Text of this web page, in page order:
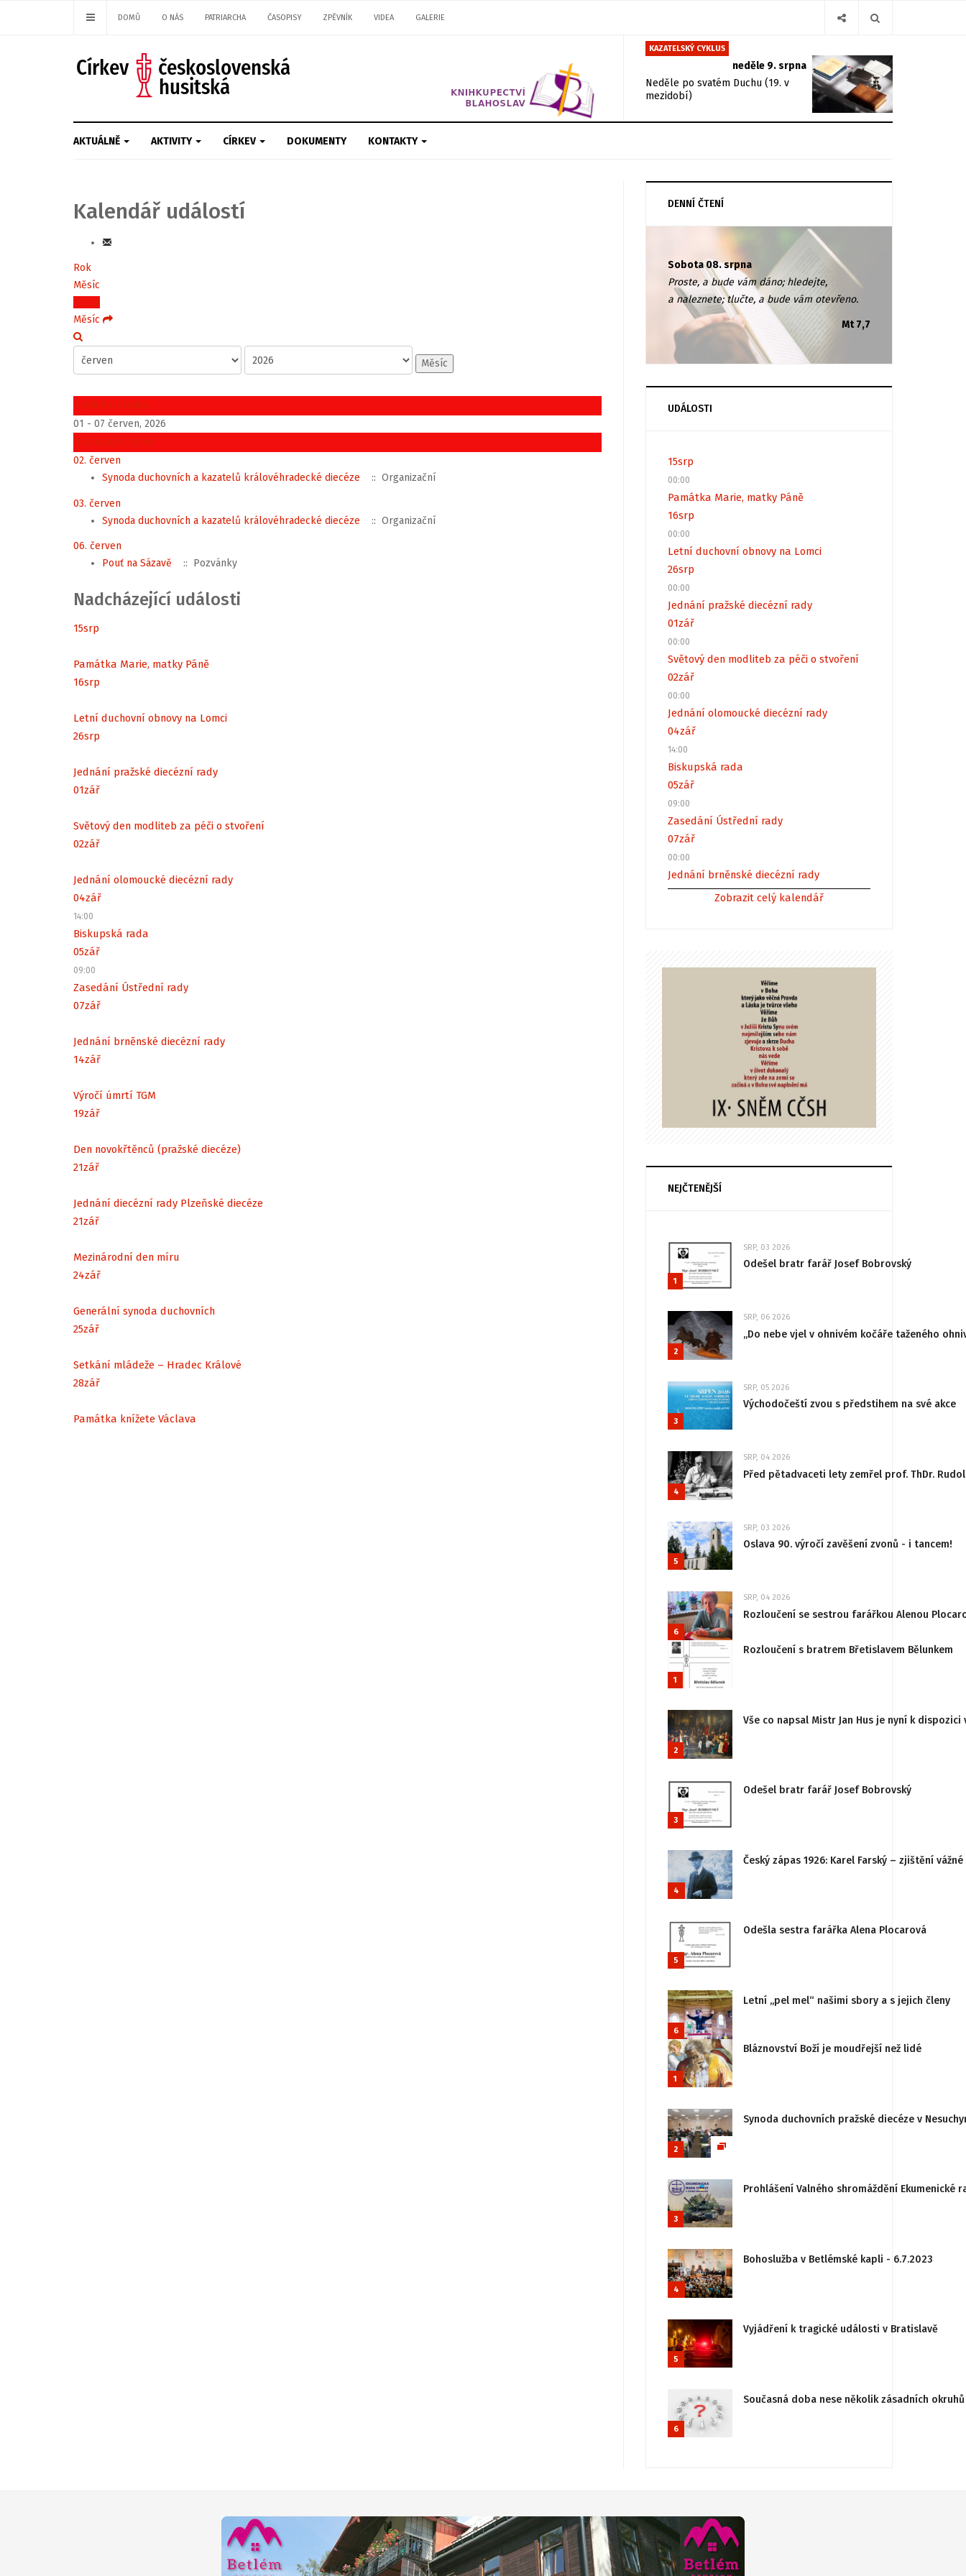
DOMŮ O NÁS PATRIARCHA ČASOPISY ZPĚVNÍK VIDEA GALERIE
KAZATELSKÝ CYKLUS
neděle 9. srpna
Neděle po svatém Duchu (19. v
mezidobí)
AKTUÁLNĚ AKTIVITY CÍRKEV DOKUMENTY KONTAKTY
Kalendář událostí
Rok
Měsíc
Týden
Měsíc
Měsíc
Předchozí týden
01 - 07 červen, 2026
Následující týden
02. červen
Synoda duchovních a kazatelů královéhradecké diecéze
:: Organizační
03. červen
Synoda duchovních a kazatelů královéhradecké diecéze
:: Organizační
06. červen
Pouť na Sázavě
:: Pozvánky
Nadcházející události
15srp
Památka Marie, matky Páně
16srp
Letní duchovní obnovy na Lomci
26srp
Jednání pražské diecézní rady
01zář
Světový den modliteb za péči o stvoření
02zář
Jednání olomoucké diecézní rady
04zář
14:00
Biskupská rada
05zář
09:00
Zasedání Ústřední rady
07zář
Jednání brněnské diecézní rady
14zář
Výročí úmrtí TGM
19zář
Den novokřtěnců (pražské diecéze)
21zář
Jednání diecézní rady Plzeňské diecéze
21zář
Mezinárodní den míru
24zář
Generální synoda duchovních
25zář
Setkání mládeže – Hradec Králové
28zář
Památka knížete Václava
DENNÍ ČTENÍ
Sobota 08. srpna
Proste, a bude vám dáno; hledejte,
a naleznete; tlučte, a bude vám otevřeno.
Mt 7,7
UDÁLOSTI
15srp
00:00
Památka Marie, matky Páně
16srp
00:00
Letní duchovní obnovy na Lomci
26srp
00:00
Jednání pražské diecézní rady
01zář
00:00
Světový den modliteb za péči o stvoření
02zář
00:00
Jednání olomoucké diecézní rady
04zář
14:00
Biskupská rada
05zář
09:00
Zasedání Ústřední rady
07zář
00:00
Jednání brněnské diecézní rady
Zobrazit celý kalendář
NEJČTENĚJŠÍ
1
SRP, 03 2026
Odešel bratr farář Josef Bobrovský
2
SRP, 06 2026
„Do nebe vjel v ohnivém kočáře taženého
3
SRP, 05 2026
Východočeští zvou s předstihem na své akce
4
SRP, 04 2026
Před pětadvaceti lety zemřel prof. ThDr.
5
SRP, 03 2026
Oslava 90. výročí zavěšení zvonů - i tancem!
6
SRP, 04 2026
Rozloučení se sestrou farářkou Alenou
1
Rozloučení s bratrem Břetislavem Bělunkem
2
Vše co napsal Mistr Jan Hus je nyní k
3
Odešel bratr farář Josef Bobrovský
4
Český zápas 1926: Karel Farský – zjištění
5
Odešla sestra farářka Alena Plocarová
6
Letní „pel mel“ našimi sbory a s jejich členy
1
Bláznovství Boží je moudřejší než lidé
2
Synoda duchovních pražské diecéze v
3
Prohlášení Valného shromáždění
4
Bohoslužba v Betlémské kapli - 6.7.2023
5
Vyjádření k tragické události v Bratislavě
6
Současná doba nese několik zásadních